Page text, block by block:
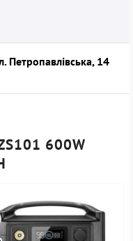
Петропавлівська, 14
600W